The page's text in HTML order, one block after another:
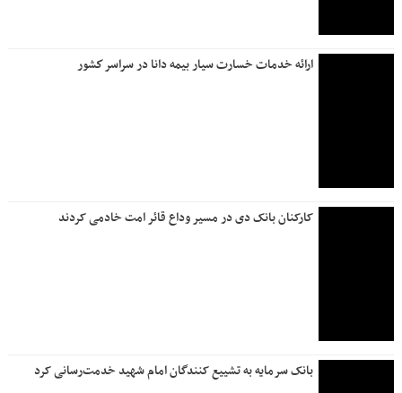
ارائه خدمات خسارت سیار بیمه دانا در سراسر كشور
کارکنان بانک دی در مسیر وداع قائر امت خادمی کردند
بانک سرمایه به تشییع کنندگان امام شهید خدمت‌رسانی کرد